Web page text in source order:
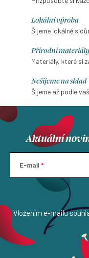
Lokální výroba
Šijeme lokálně s
Přírodní materiály
Materiály, které si
Nešijeme na sklad
Šijeme až podle
Aktuální
E-mail
Vložením e-mailu